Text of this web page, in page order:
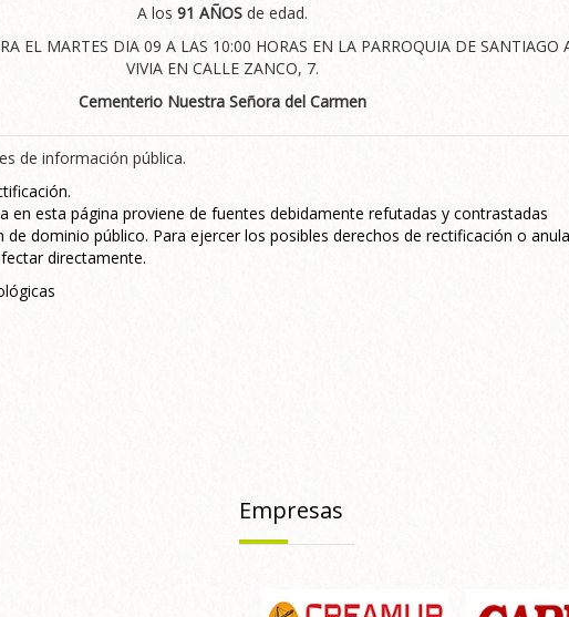
A los 91 AÑOS de edad.
EL MARTES DIA 09 A LAS 10:00 HORAS EN LA PARROQUIA DE SANTIAGO
VIVIA EN CALLE ZANCO, 7.
Cementerio Nuestra Señora del Carmen
de información pública.
en esta página proviene de fuentes debidamente refutadas y contrastadas
dominio público. Para ejercer los posibles derechos de rectificación o
directamente.
Empresas